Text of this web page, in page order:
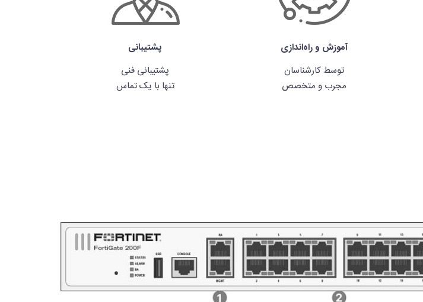
آموزش و راه‌اندازی
توسط کارشناسان
مجرب و متخصص
پشتیبانی
پشتیبانی فنی
تنها با یک تماس